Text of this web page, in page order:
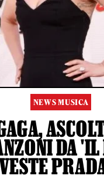
NEWS MUSICA
DA